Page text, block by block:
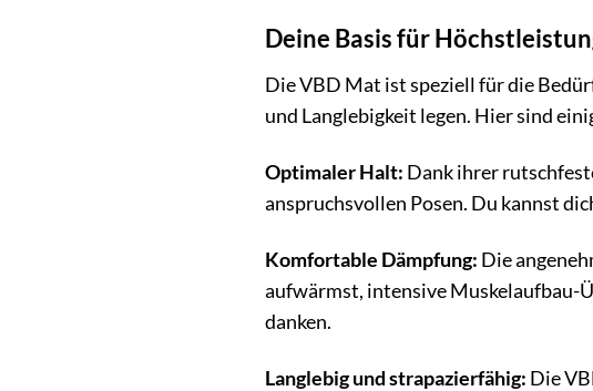
Deine Basis für
Die VBD Mat ist speziell für die
und Langlebigkeit legen. Hier sind
Optimaler Halt: Dank ihrer
anspruchsvollen Posen. Du kannst
Komfortable Dämpfung: Die
aufwärmst, intensive Muskelaufbau-
danken.
Langlebig und strapazierfähig: Die